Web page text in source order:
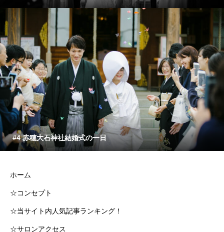
#4 赤穂大石神社結婚式の一日
ホーム
☆コンセプト
☆当サイト内人気記事ランキング！
☆サロンアクセス